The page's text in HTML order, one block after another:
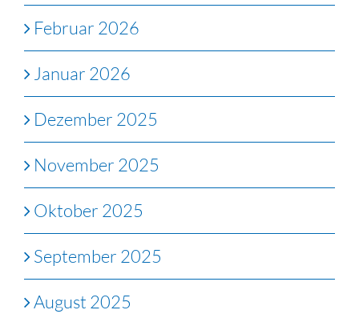
Februar 2026
Januar 2026
Dezember 2025
November 2025
Oktober 2025
September 2025
August 2025